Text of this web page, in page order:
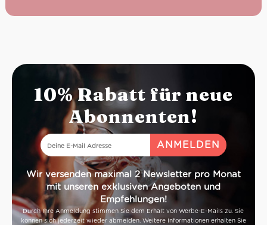
10% Rabatt für neue
Abonnenten!
Wir versenden maximal 2 Newsletter pro Monat
mit unseren exklusiven Angeboten und
Empfehlungen!
Durch Ihre Anmeldung stimmen Sie dem Erhalt von Werbe-E-Mails zu. Sie
können sich jederzeit wieder abmelden. Weitere Informationen erhalten Sie